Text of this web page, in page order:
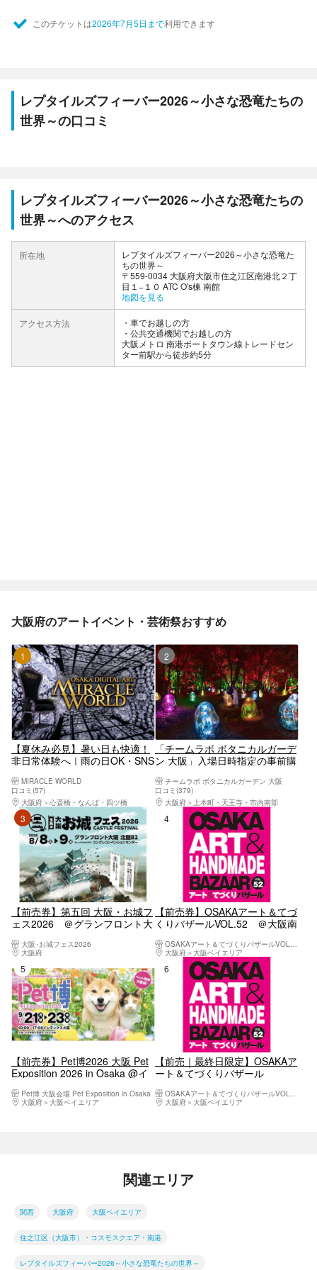
このチケットは2026年7月5日まで利用できます
レプタイルズフィーバー2026～小さな恐竜たちの
世界～の口コミ
レプタイルズフィーバー2026～小さな恐竜たちの
世界～へのアクセス
所在地
レプタイルズフィーバー2026～小さな恐竜た
ちの世界～
〒559-0034 大阪府大阪市住之江区南港北２丁
目１−１０ ATC O's棟 南館
地図を見る
アクセス方法
車でお越しの方
公共交通機関でお越しの方
大阪メトロ 南港ポートタウン線トレードセン
ター前駅から徒歩約5分
大阪府のアートイベント・芸術祭おすすめ
1位
【夏休み必見】暑い日も快適！
非日常体験へ｜雨の日OK・SNS
MIRACLE WORLD
口コミ(57)
大阪府
心斎橋・なんば・四ツ橋
2位
「チームラボ ボタニカルガーデ
ン 大阪」入場日時指定の事前購
チームラボ ボタニカルガーデン 大阪
口コミ(379)
大阪府
上本町・天王寺・市内南部
3位
【前売券】第五回 大阪・お城フ
ェス2026 ＠グランフロント大
大阪･お城フェス2026
大阪府
大阪駅・梅田駅・福島・淀屋橋・本町
4位
【前売券】OSAKAアート＆てづ
くりバザールVOL.52 ＠大阪南
大阪府
大阪ベイエリア
5位
【前売券】Pet博2026 ⼤阪 Pet
Exposition 2026 in Osaka @イ
Pet博 大阪会場 Pet Exposition in Osaka
大阪府
大阪ベイエリア
6位
【前売｜最終日限定】OSAKAア
ート＆てづくりバザール
（9/19～9/22）
OSAKAアート＆てづくりバザールVOL.52
大阪府
大阪ベイエリア
関連エリア
関西 大阪府 大阪ベイエリア
住之江区（大阪市）・コスモスクエア・南港
レプタイルズフィーバー2026～小さな恐竜たちの世界～